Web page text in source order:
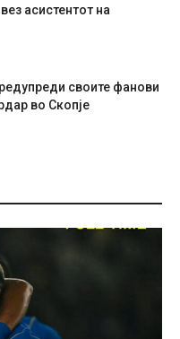
асистентот на
своите фанови
во Скопје